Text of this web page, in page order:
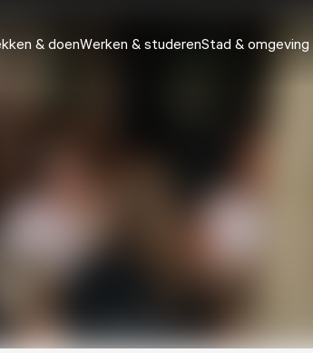
& doenWerken & studerenStad & omgeving